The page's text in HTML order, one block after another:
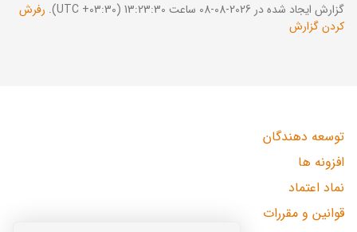
گزارش ایجاد شده در 2026-08-08 ساعت 13:23:30 (UTC +03:30).
رفرش
کردن گزارش
توسعه دهندگان
افزونه ها
نماد اعتماد
قوانین و مقررات